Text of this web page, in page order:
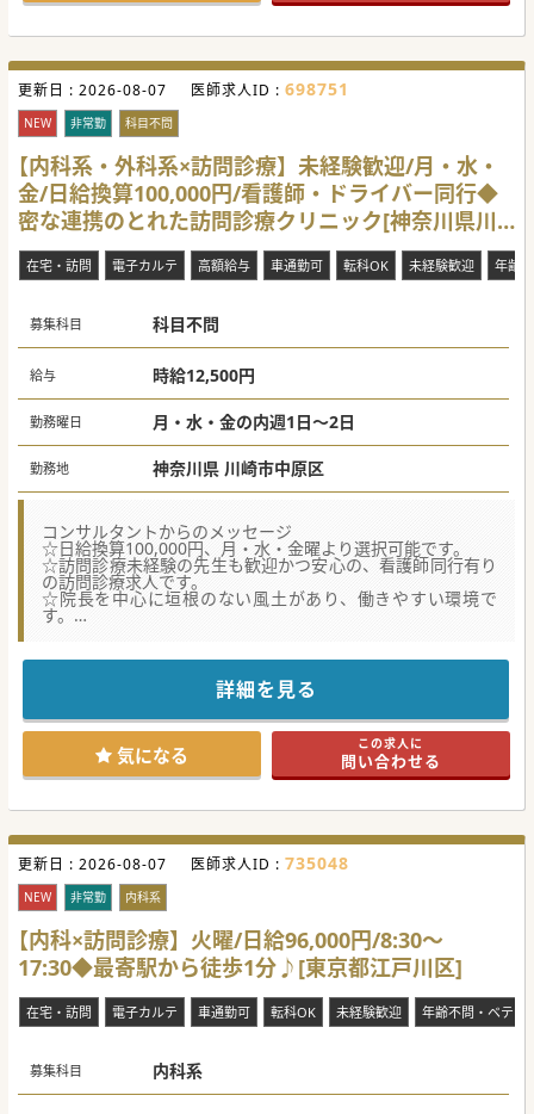
更新日 : 2026-08-07 医師求人ID : 698751
NEW 非常勤 科目不問
【内科系・外科系×訪問診療】未経験歓迎/月・水・
金/日給換算100,000円/看護師・ドライバー同行◆
密な連携のとれた訪問診療クリニック[神奈川県川
崎市中原区]
在宅・訪問 電子カルテ 高額給与 車通勤可 転科OK 未経験歓迎 年齢
募集科目 科目不問
給与 時給12,500円
勤務曜日 月・水・金の内週1日～2日
勤務地 神奈川県 川崎市中原区
コンサルタントからのメッセージ
☆日給換算100,000円、月・水・金曜より選択可能です。
☆訪問診療未経験の先生も歓迎かつ安心の、看護師同行有り
の訪問診療求人です。
☆院長を中心に垣根のない風土があり、働きやすい環境で
す。
☆川崎市中原区という立地のため、県内はもちろん、都内各
詳細を見る
気になる この求人に
問い合わせる
更新日 : 2026-08-07 医師求人ID : 735048
NEW 非常勤 内科系
【内科×訪問診療】火曜/日給96,000円/8:30～
17:30◆最寄駅から徒歩1分♪[東京都江戸川区]
在宅・訪問 電子カルテ 車通勤可 転科OK 未経験歓迎 年齢不問・ベテラ
募集科目 内科系